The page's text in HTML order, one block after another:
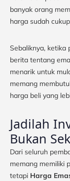
banyak orang
harga sudah
Sebaliknya, ketika
berita tentang
menarik untuk
memang
harga beli yang
Jadilah
Bukan
Dari seluruh
memang memiliki
tetapi Harga